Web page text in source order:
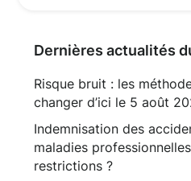
Dernières actualités
Risque bruit : les
changer d’ici le 5 août
Indemnisation des
maladies
restrictions ?